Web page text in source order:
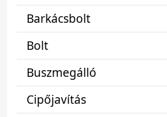
Barkácsbolt
Bolt
Buszmegálló
Cipőjavítás